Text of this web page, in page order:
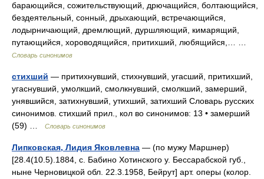
барающийся, сожительствующий, дрючащийся, болтающийся,
бездеятельный, сонный, дрыхающий, встречающийся,
лодырничающий, дремлющий, дуршляющий, кимарящий,
путающийся, хороводящийся, притихший, любящийся,… …
Словарь синонимов
стихший — притихнувший, стихнувший, угасший, притихший,
угаснувший, умолкший, смолкнувший, смолкший, замерший,
унявшийся, затихнувший, утихший, затихший Словарь русских
синонимов. стихший прил., кол во синонимов: 13 • замерший
(59) …
Словарь синонимов
Липковская, Лидия Яковлевна — (по мужу Маршнер)
[28.4(10.5).1884, с. Бабино Хотинского у. Бессарабской губ.,
ныне Черновицкой обл. 22.3.1958, Бейрут] арт. оперы (колор.